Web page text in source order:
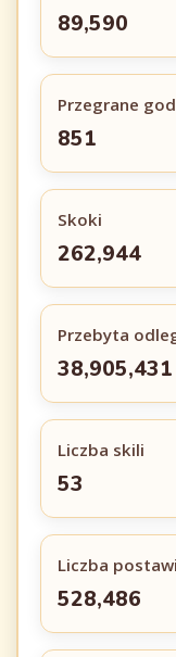
89,590
Przegrane
851
Skoki
262,944
Przebyta
38,905,431
Liczba skili
53
Liczba
528,486